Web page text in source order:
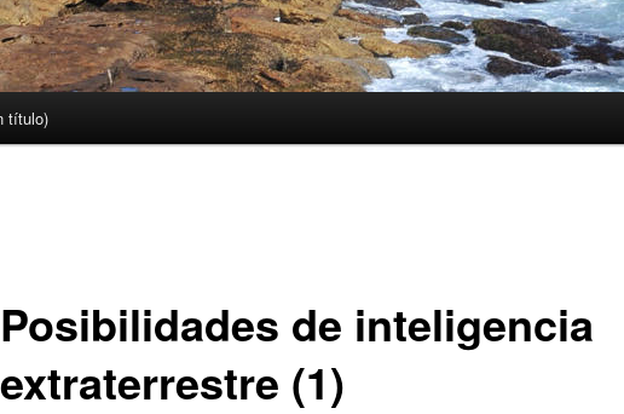
título)
Posibilidades de inteligencia
extraterrestre (1)